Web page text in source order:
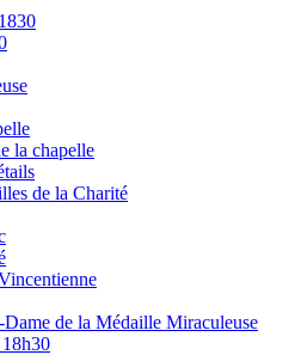
la chapelle
de la Charité
de la Médaille Miraculeuse